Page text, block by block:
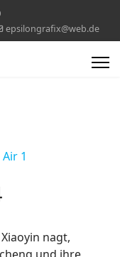
epsilongrafix@web.de
1
nagt,